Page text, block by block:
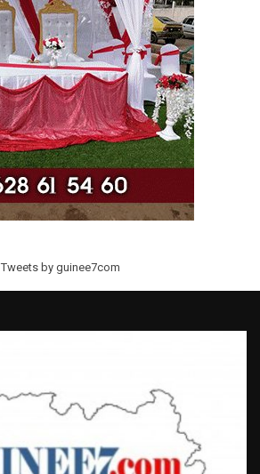
Tweets by guinee7com